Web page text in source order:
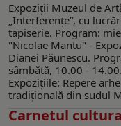
Expoziţii Muzeul de
„Interferențeˮ, cu
tapiserie. Program:
"Nicolae Mantu" -
Dianei Păunescu.
sâmbătă, 10.00 -
Expoziţiile: Repere
tradiţională din sudul
Carnetul